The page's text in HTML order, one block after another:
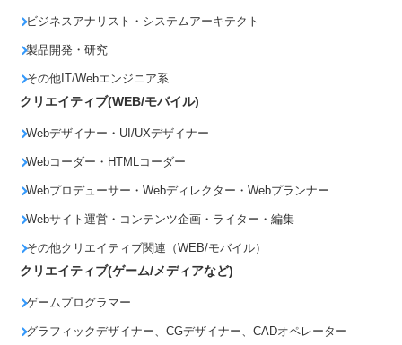
ビジネスアナリスト・システムアーキテクト
製品開発・研究
その他IT/Webエンジニア系
クリエイティブ(WEB/モバイル)
Webデザイナー・UI/UXデザイナー
Webコーダー・HTMLコーダー
Webプロデューサー・Webディレクター・Webプランナー
Webサイト運営・コンテンツ企画・ライター・編集
その他クリエイティブ関連（WEB/モバイル）
クリエイティブ(ゲーム/メディアなど)
ゲームプログラマー
グラフィックデザイナー、CGデザイナー、CADオペレーター